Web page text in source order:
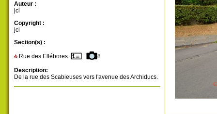
Auteur :
jcl
Copyright :
jcl
Section(s) :
Rue des Ellébores 8
Description:
De la rue des Scabieuses vers l'avenue des Archiducs.